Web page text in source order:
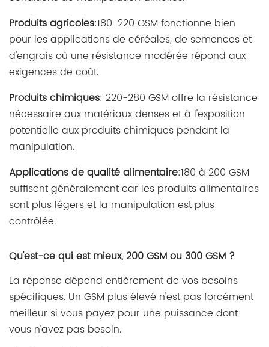
Produits agricoles:180-220 GSM fonctionne bien
pour les applications de céréales, de semences et
d'engrais où une résistance modérée répond aux
exigences de coût.
Produits chimiques: 220-280 GSM offre la résistance
nécessaire aux matériaux denses et à l'exposition
potentielle aux produits chimiques pendant la
manipulation.
Applications de qualité alimentaire:180 à 200 GSM
suffisent généralement car les produits alimentaires
sont plus légers et la manipulation est plus
contrôlée.
Qu'est-ce qui est mieux, 200 GSM ou 300 GSM ?
La réponse dépend entièrement de vos besoins
spécifiques. Un GSM plus élevé n'est pas forcément
meilleur si vous payez pour une puissance dont
vous n'avez pas besoin.